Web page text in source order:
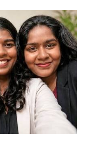
hoffen auf Hilfe